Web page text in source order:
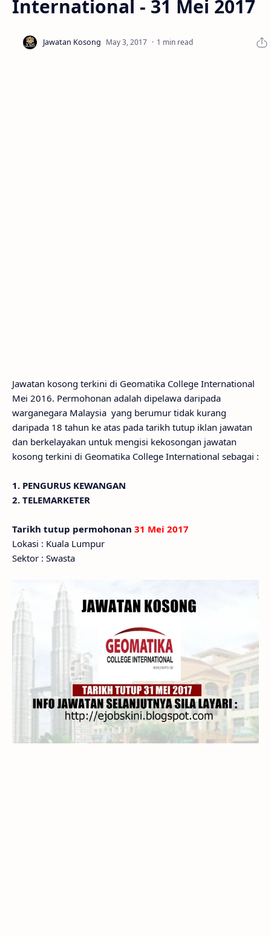
International - 31 Mei 2017
1 min read
Jawatan kosong terkini di Geomatika College International
Mei 2016. Permohonan adalah dipelawa daripada
warganegara Malaysia yang berumur tidak kurang
daripada 18 tahun ke atas pada tarikh tutup iklan jawatan
dan berkelayakan untuk mengisi kekosongan jawatan
kosong terkini di Geomatika College International sebagai :
1. PENGURUS KEWANGAN
2. TELEMARKETER
Tarikh tutup permohonan 31 Mei 2017
Lokasi : Kuala Lumpur
Sektor : Swasta